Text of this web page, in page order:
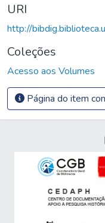
URI
http://
Coleções
Acesso aos Volumes
Página do item